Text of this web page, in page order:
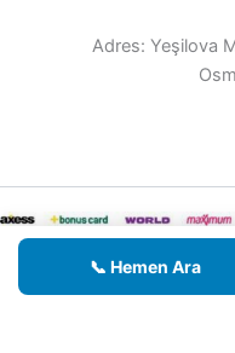
📞 Hemen Ara
Adres: Yeşilova
© 2026